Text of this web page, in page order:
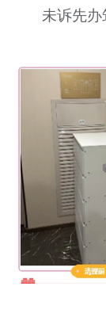
专题未诉先